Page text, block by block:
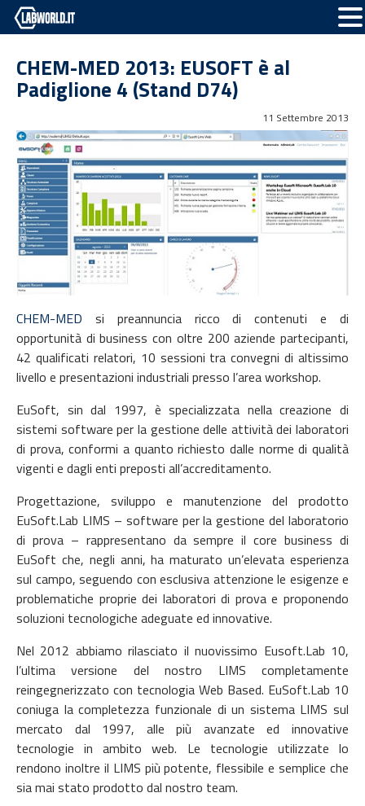
CHEM-MED 2013: EUSOFT è al
Padiglione 4 (Stand D74)
11 Settembre 2013
CHEM-MED si preannuncia ricco di contenuti e di
opportunità di business con oltre 200 aziende partecipanti,
42 qualificati relatori, 10 sessioni tra convegni di altissimo
livello e presentazioni industriali presso l’area workshop.
EuSoft, sin dal 1997, è specializzata nella creazione di
sistemi software per la gestione delle attività dei laboratori
di prova, conformi a quanto richiesto dalle norme di qualità
vigenti e dagli enti preposti all’accreditamento.
Progettazione, sviluppo e manutenzione del prodotto
EuSoft.Lab LIMS – software per la gestione del laboratorio
di prova – rappresentano da sempre il core business di
EuSoft che, negli anni, ha maturato un’elevata esperienza
sul campo, seguendo con esclusiva attenzione le esigenze e
problematiche proprie dei laboratori di prova e proponendo
soluzioni tecnologiche adeguate ed innovative.
Nel 2012 abbiamo rilasciato il nuovissimo Eusoft.Lab 10,
l’ultima versione del nostro LIMS completamente
reingegnerizzato con tecnologia Web Based. EuSoft.Lab 10
coniuga la completezza funzionale di un sistema LIMS sul
mercato dal 1997, alle più avanzate ed innovative
tecnologie in ambito web. Le tecnologie utilizzate lo
rendono inoltre il LIMS più potente, flessibile e semplice che
sia mai stato prodotto dal nostro team.